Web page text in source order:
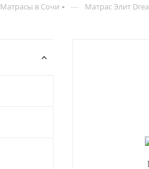
Матрасы в Сочи — Матрас Элит